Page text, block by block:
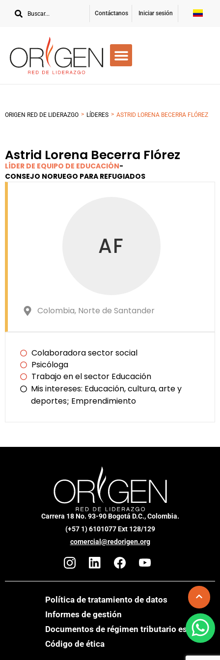
Contáctanos Iniciar sesión
ORIGEN RED DE LIDERAZGO > LÍDERES > ASTRID LORENA BECERRA FLÓREZ
Astrid Lorena Becerra Flórez
LÍDER DE EQUIPO DE EDUCACIÓN-
CONSEJO NORUEGO PARA REFUGIADOS
AF
Colombia, Norte de Santander
Colaboradora sector social
Psicóloga
Trabajo en el sector Educación
Mis intereses: Educación, cultura, arte y
deportes; Emprendimiento
Carrera 18 No. 93-90 Bogotá D.C., Colombia.
(+57 1) 6101077 Ext 128/129
comercial@redorigen.org
Política de tratamiento de datos
Informes de gestión
Documentos de régimen tributario especial
Código de ética